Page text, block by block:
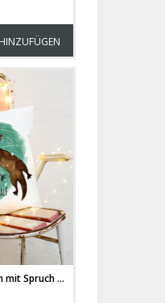
Kissen Otter Pärchen mit Spruch Dekokissen Motto "you are my otter half" Motivkissen Zierkissen Spruchkissen inklusive Füllung ks132